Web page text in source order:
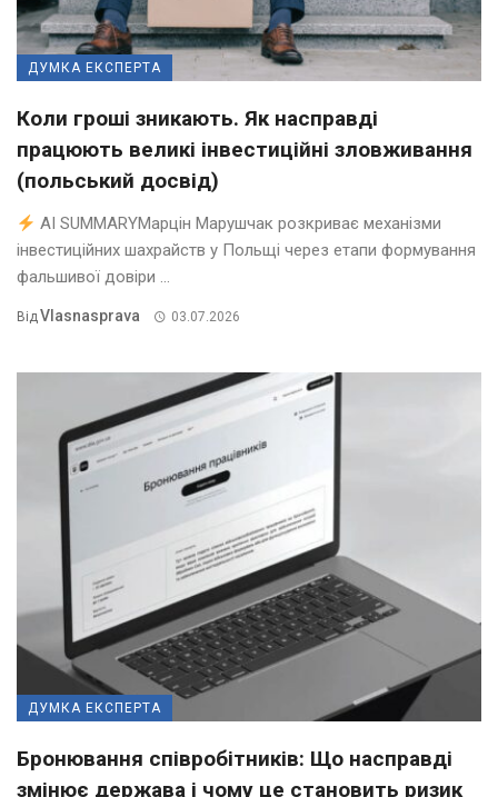
ДУМКА ЕКСПЕРТА
Коли гроші зникають. Як насправді
працюють великі інвестиційні зловживання
(польський досвід)
AI SUMMARYМарцін Марушчак розкриває механізми
інвестиційних шахрайств у Польщі через етапи формування
фальшивої довіри ...
ВідVlasnasprava 03.07.2026
ДУМКА ЕКСПЕРТА
Бронювання співробітників: Що насправді
змінює держава і чому це становить ризик